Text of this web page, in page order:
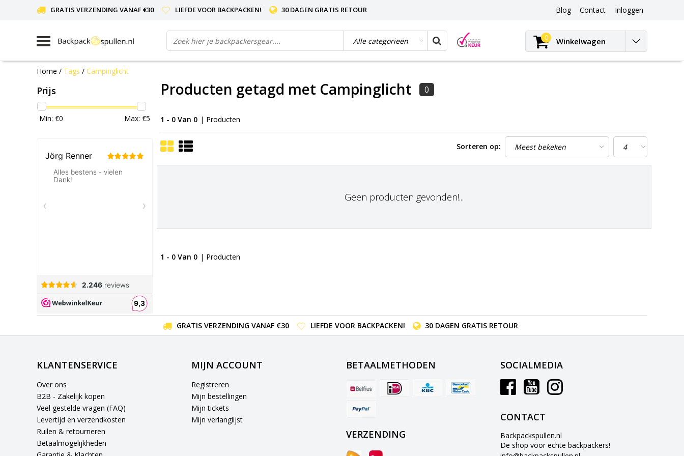
GRATIS VERZENDING VANAF €30 LIEFDE VOOR BACKPACKEN! 30 DAGEN GRATIS RETOUR Blog
Blog
Contact Inloggen
0 Winkelwagen
Home / Tags / Campinglicht
Prijs
Min: €0 Max: €5
Producten getagd met Campinglicht 0
1 - 0 Van 0 | Producten
Sorteren op:
Geen producten gevonden!...
1 - 0 Van 0 | Producten
GRATIS VERZENDING VANAF €30 LIEFDE VOOR BACKPACKEN! 30 DAGEN GRATIS RETOUR
KLANTENSERVICE
Over ons
B2B - Zakelijk kopen
Veel gestelde vragen (FAQ)
Levertijd en verzendkosten
Ruilen & retourneren
Betaalmogelijkheden
MIJN ACCOUNT
Registreren
Mijn bestellingen
Mijn tickets
Mijn verlanglijst
BETAALMETHODEN
VERZENDING
SOCIALMEDIA
CONTACT
Backpackspullen.nl
De shop voor echte backpackers!